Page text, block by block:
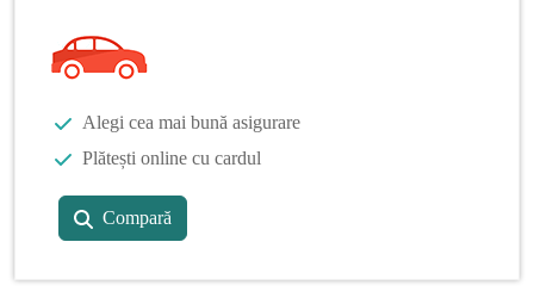
Alegi cea mai bună asigurare
Plătești online cu cardul
Compară